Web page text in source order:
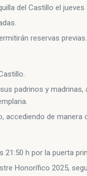
del Castillo el jueves
reservas previas.
padrinos y
accediendo de manera
h por la puerta
Honorífico 2025,